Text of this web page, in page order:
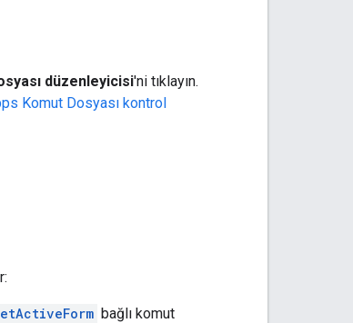
düzenleyicisi'ni tıklayın.
Komut Dosyası kontrol
bağlı komut